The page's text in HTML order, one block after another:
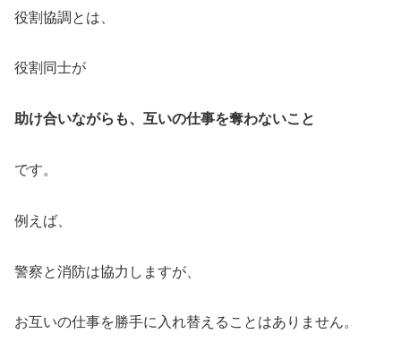
役割協調とは、
役割同士が
助け合いながらも、互いの仕事を奪わないこと
です。
例えば、
警察と消防は協力しますが、
お互いの仕事を勝手に入れ替えることはありません。